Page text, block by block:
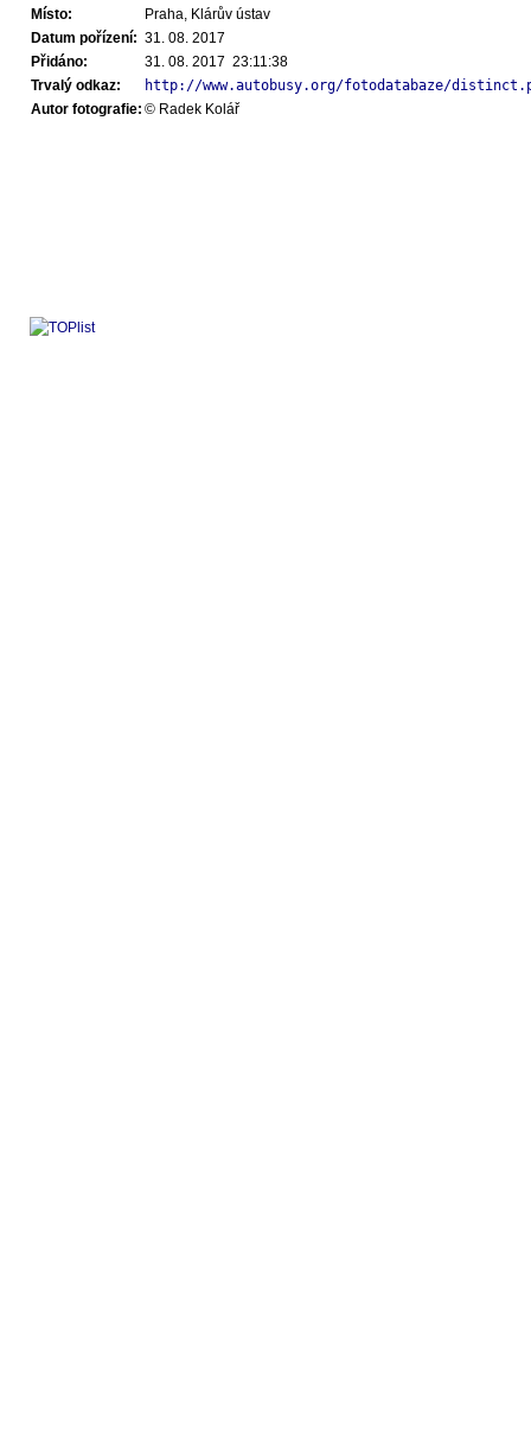
Místo:
Praha, Klárův ústav
Datum pořízení: 31. 08. 2017
Přidáno:
31. 08. 2017 23:11:38
Trvalý odkaz:
http://www.autobusy.org/fotodatabaze/
Autor fotografie: © Radek Kolář